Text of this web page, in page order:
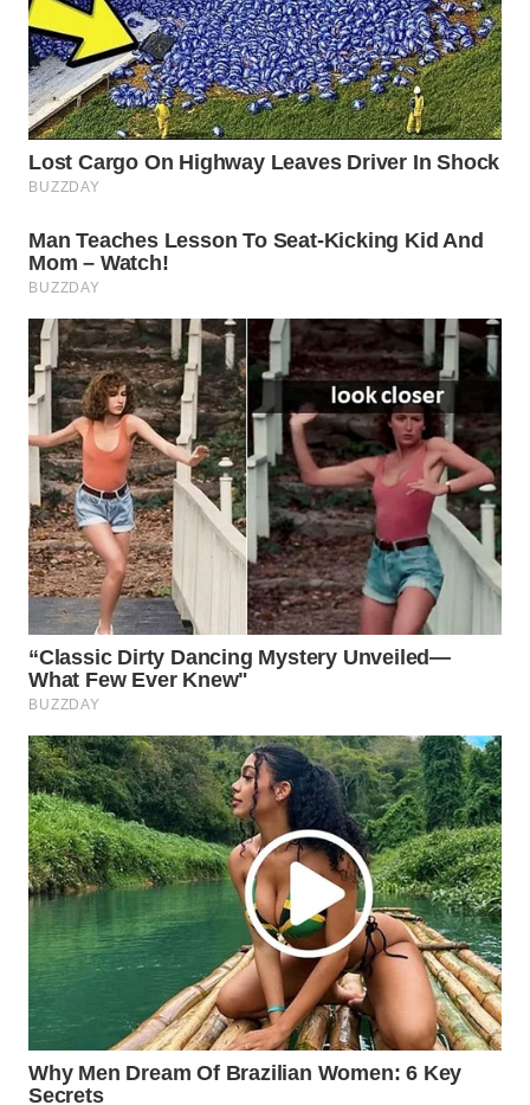
WAHANA
TRAVEL
WAHANA
TV
WAHANANEWS
WAHANANEWS
CO ID
WAHANANEWS
NET
WAHANA
SPORT
WAHANA
UMKM
WAHANA
SELEB
WAHANA
PERSONA
WAHANA
OTOMOTIF
WAHANA
HEALTH
WAHANA
WISATA
LAPAK